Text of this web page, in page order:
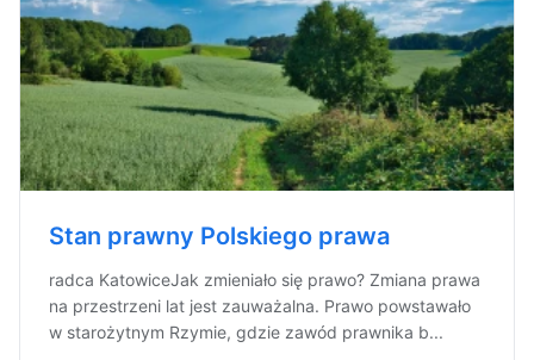
Stan prawny Polskiego prawa
radca KatowiceJak zmieniało się prawo? Zmiana prawa
na przestrzeni lat jest zauważalna. Prawo powstawało
w starożytnym Rzymie, gdzie zawód prawnika b...